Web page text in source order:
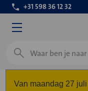
+31 598 36 12 32
Zoeken
Van maandag 27